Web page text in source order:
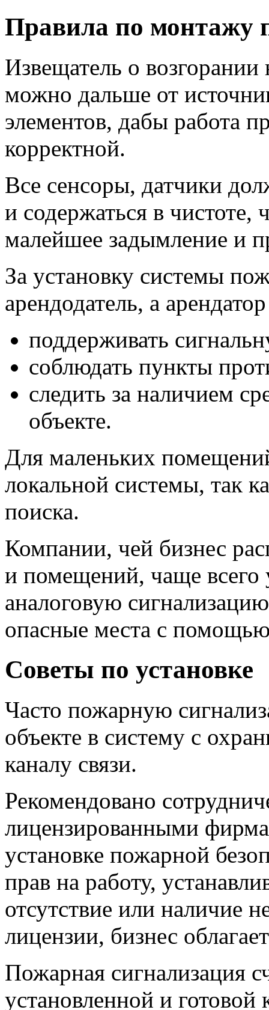
Правила по монтажу
Извещатель о возгорании
можно дальше от
элементов, дабы работа
корректной.
Все сенсоры, датчики
и содержаться в чистоте,
малейшее задымление и
За установку системы
арендодатель, а
поддерживать
соблюдать пункты
следить за наличием
объекте.
Для маленьких
локальной системы, так
поиска.
Компании, чей бизнес
и помещений, чаще всего
аналоговую
опасные места с
Советы по установке
Часто пожарную
объекте в систему с
каналу связи.
Рекомендовано
лицензированными
установке пожарной
прав на работу,
отсутствие или наличие
лицензии, бизнес
Пожарная сигнализация
установленной и готовой